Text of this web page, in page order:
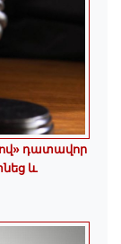
դատավոր
և